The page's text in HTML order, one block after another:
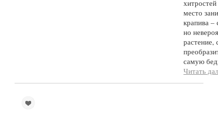
место
крапива –
но
растение,
самую
Читать